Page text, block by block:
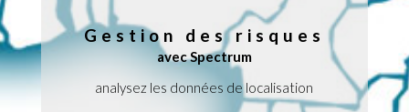
Gestion des risques
avec Spectrum
analysez les données de localisation